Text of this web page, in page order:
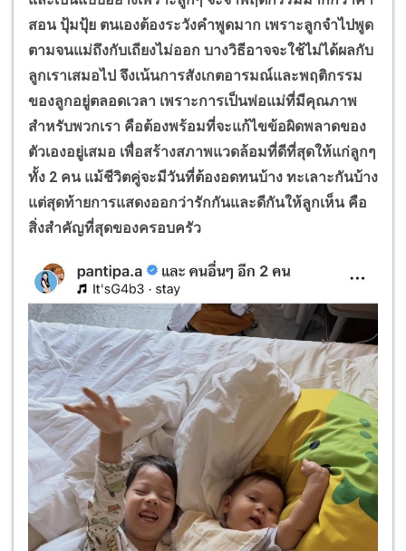
สอน ปุ้มปุ้ย ตนเองต้องระวังคำพูดมาก เพราะลูกจำไปพูด
ตามจนแม่ถึงกับเถียงไม่ออก บางวิธีอาจจะใช้ไม่ได้ผลกับ
ลูกเราเสมอไป จึงเน้นการสังเกตอารมณ์และพฤติกรรม
ของลูกอยู่ตลอดเวลา เพราะการเป็นพ่อแม่ที่มีคุณภาพ
สำหรับพวกเรา คือต้องพร้อมที่จะแก้ไขข้อผิดพลาดของ
ตัวเองอยู่เสมอ เพื่อสร้างสภาพแวดล้อมที่ดีที่สุดให้แก่ลูกๆ
ทั้ง 2 คน แม้ชีวิตคู่จะมีวันที่ต้องอดทนบ้าง ทะเลาะกันบ้าง
แต่สุดท้ายการแสดงออกว่ารักกันและดีกันให้ลูกเห็น คือ
สิ่งสำคัญที่สุดของครอบครัว